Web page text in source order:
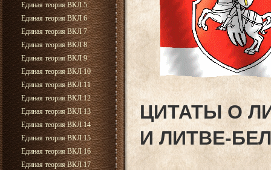
Единая теория ВКЛ 5
Единая теория ВКЛ 6
Единая теория ВКЛ 7
Единая теория ВКЛ 8
Единая теория ВКЛ 9
Единая теория ВКЛ 10
Единая теория ВКЛ 11
Единая теория ВКЛ 12
Единая теория ВКЛ 13
Единая теория ВКЛ 14
Единая теория ВКЛ 15
Единая теория ВКЛ 16
Единая теория ВКЛ 17
ЦИТАТЫ О
И ЛИТВЕ-